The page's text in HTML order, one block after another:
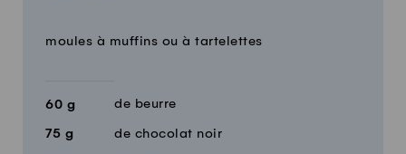
QuantitéIngrédients
moules à muffins ou à tartelettes
60 g de beurre
75 g de chocolat noir